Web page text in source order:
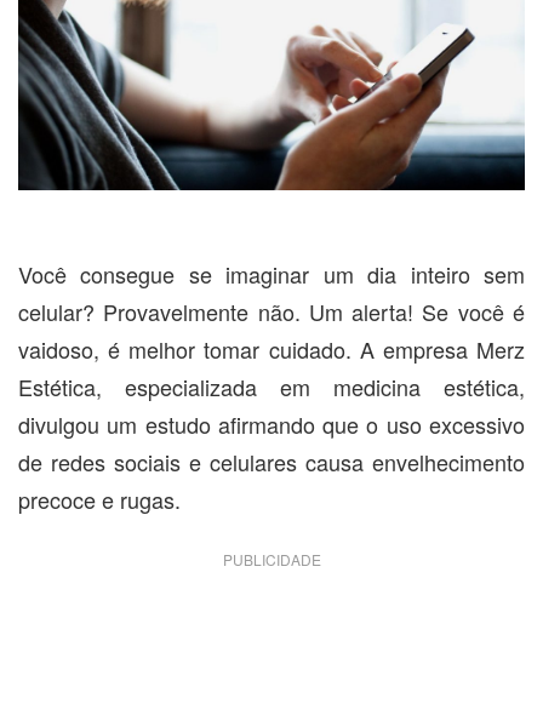
Você consegue se imaginar um dia inteiro sem
celular? Provavelmente não. Um alerta! Se você é
vaidoso, é melhor tomar cuidado. A empresa Merz
Estética, especializada em medicina estética,
divulgou um estudo afirmando que o uso excessivo
de redes sociais e celulares causa envelhecimento
precoce e rugas.
PUBLICIDADE